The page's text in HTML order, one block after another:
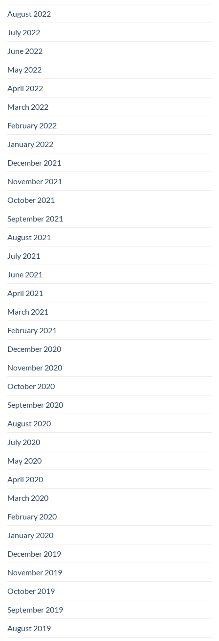
August 2022
July 2022
June 2022
May 2022
April 2022
March 2022
February 2022
January 2022
December 2021
November 2021
October 2021
September 2021
August 2021
July 2021
June 2021
April 2021
March 2021
February 2021
December 2020
November 2020
October 2020
September 2020
August 2020
July 2020
May 2020
April 2020
March 2020
February 2020
January 2020
December 2019
November 2019
October 2019
September 2019
August 2019